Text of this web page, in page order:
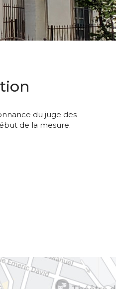
du juge des
de la mesure.